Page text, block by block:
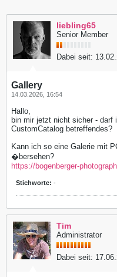
liebling65
Senior Member
Dabei seit:
Gallery
14.03.2026, 16:54
Hallo,
bin mir jetzt nicht sicher - darf
CustomCatalog betreffendes?
Kann ich so eine Galerie mit
�bersehen?
https://bogenberger-
Stichworte: -
Tim
Administrator
Dabei seit: